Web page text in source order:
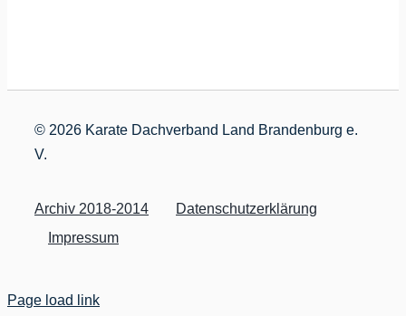
© 2026 Karate Dachverband Land Brandenburg e.
V.
Archiv 2018-2014
Datenschutzerklärung
Impressum
Page load link